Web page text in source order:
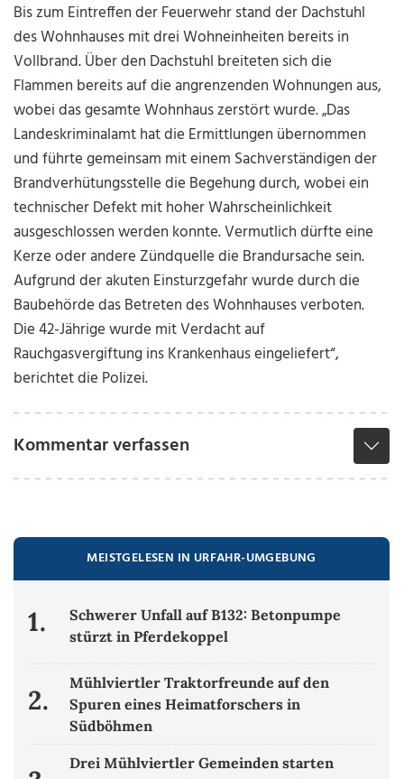
Bis zum Eintreffen der Feuerwehr stand der Dachstuhl
des Wohnhauses mit drei Wohneinheiten bereits in
Vollbrand. Über den Dachstuhl breiteten sich die
Flammen bereits auf die angrenzenden Wohnungen aus,
wobei das gesamte Wohnhaus zerstört wurde. „Das
Landeskriminalamt hat die Ermittlungen übernommen
und führte gemeinsam mit einem Sachverständigen der
Brandverhütungsstelle die Begehung durch, wobei ein
technischer Defekt mit hoher Wahrscheinlichkeit
ausgeschlossen werden konnte. Vermutlich dürfte eine
Kerze oder andere Zündquelle die Brandursache sein.
Aufgrund der akuten Einsturzgefahr wurde durch die
Baubehörde das Betreten des Wohnhauses verboten.
Die 42-Jährige wurde mit Verdacht auf
Rauchgasvergiftung ins Krankenhaus eingeliefert“,
berichtet die Polizei.
Kommentar verfassen
MEISTGELESEN IN URFAHR-UMGEBUNG
1.
Schwerer Unfall auf B132: Betonpumpe
stürzt in Pferdekoppel
2.
Mühlviertler Traktorfreunde auf den
Spuren eines Heimatforschers in
Südböhmen
Drei Mühlviertler Gemeinden starten